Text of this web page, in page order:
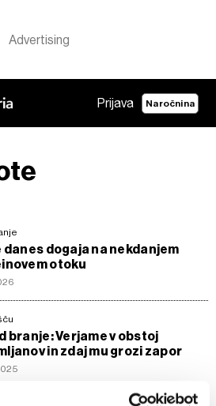
Prijava Naročnina
danes dogaja na nekdanjem
otoku
branje: Verjame v obstoj
in zdaj mu grozi zapor